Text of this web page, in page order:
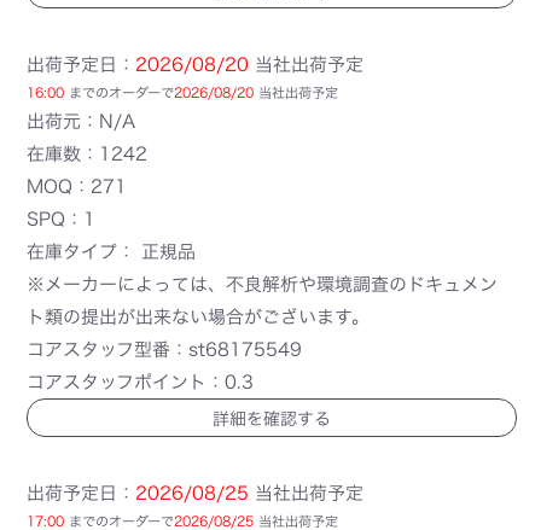
出荷予定日： 2026/08/20 当社出荷予定
16:00 までのオーダーで2026/08/20 当社出荷予定
出荷元：N/A
在庫数：1242
MOQ：271
SPQ：1
在庫タイプ： 正規品
※メーカーによっては、不良解析や環境調査のドキュメン
ト類の提出が出来ない場合がございます。
コアスタッフ型番：st68175549
コアスタッフポイント：0.3
詳細を確認する
出荷予定日： 2026/08/25 当社出荷予定
17:00 までのオーダーで2026/08/25 当社出荷予定